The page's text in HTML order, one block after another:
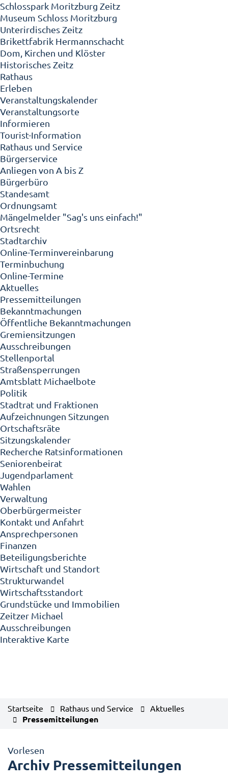
Schlosspark Moritzburg Zeitz
Museum Schloss Moritzburg
Unterirdisches Zeitz
Brikettfabrik Hermannschacht
Dom, Kirchen und Klöster
Historisches Zeitz
Rathaus
Erleben
Veranstaltungskalender
Veranstaltungsorte
Informieren
Tourist-Information
Rathaus und Service
Bürgerservice
Anliegen von A bis Z
Bürgerbüro
Standesamt
Ordnungsamt
Mängelmelder "Sag's uns einfach!"
Ortsrecht
Stadtarchiv
Online-Terminvereinbarung
Terminbuchung
Online-Termine
Aktuelles
Pressemitteilungen
Bekanntmachungen
Öffentliche Bekanntmachungen
Gremiensitzungen
Ausschreibungen
Stellenportal
Straßensperrungen
Amtsblatt Michaelbote
Politik
Stadtrat und Fraktionen
Aufzeichnungen Sitzungen
Ortschaftsräte
Sitzungskalender
Recherche Ratsinformationen
Seniorenbeirat
Jugendparlament
Wahlen
Verwaltung
Oberbürgermeister
Kontakt und Anfahrt
Ansprechpersonen
Finanzen
Beteiligungsberichte
Wirtschaft und Standort
Strukturwandel
Wirtschaftsstandort
Grundstücke und Immobilien
Zeitzer Michael
Ausschreibungen
Interaktive Karte
Startseite Rathaus und Service Aktuelles
Pressemitteilungen
Vorlesen
Archiv Pressemitteilungen